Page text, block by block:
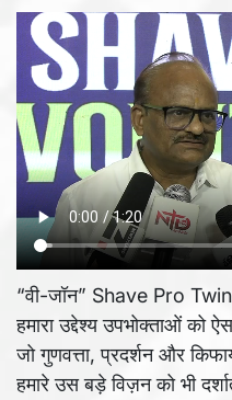
“वी-जॉन” Shave Pro
हमारा उद्देश्य उपभोक्ताओं को
जो गुणवत्ता, प्रदर्शन और
हमारे उस बड़े विज़न को भी